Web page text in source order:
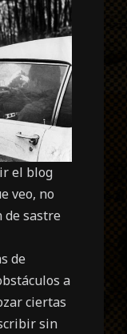
el blog
veo, no
de sastre
de
a
ciertas
sin